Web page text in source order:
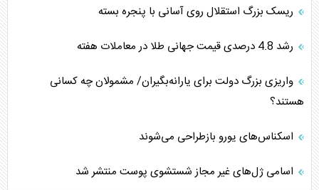
ریسک بزرگ استقلال روی آسانی با پنجره بسته
رشد 4.8 درصدی قیمت جهانی طلا در معاملات هفته
واریزی بزرگ دولت برای یارانه‌بگیران/ مشمولان چه کسانی
هستند؟
اسکناس‌های یورو بازطراحی می‌شوند
اسامی ژل‌های غیر مجاز شستشوی پوست منتشر شد